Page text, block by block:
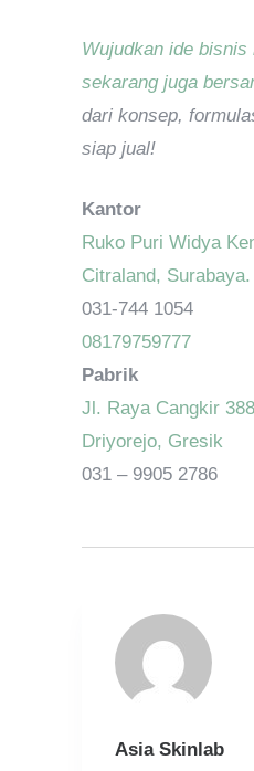
Wujudkan ide
sekarang juga
dari konsep,
siap jual!
Kantor
Ruko Puri Widya
Citraland, Surabaya.
031-744 1054
08179759777
Pabrik
Jl. Raya Cangkir
Driyorejo, Gresik
031 – 9905 2786
Asia Skinlab